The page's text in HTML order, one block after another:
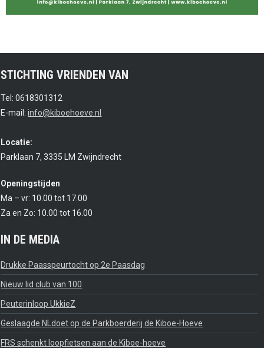
STICHTING VRIENDEN VAN
Tel: 0618301312
E-mail:info@kiboehoeve.nl
Locatie:
Parklaan 7, 3335 LM Zwijndrecht
Openingstijden
Ma – vr: 10.00 tot 17.00
Za en Zo: 10.00 tot 16.00
IN DE MEDIA
Drukke Paasspeurtocht op 2e Paasdag
Nieuw lid club van 100
Peuterinloop UkkieZ
Geslaagde NLdoet op de Parkboerderij de Kiboe-Hoeve
FRS schenkt loopfietsen aan de Kiboe-hoeve